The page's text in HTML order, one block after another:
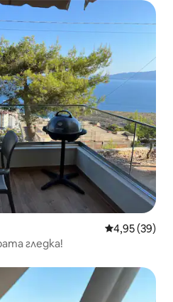
Средна
4,95 (39)
гледка!